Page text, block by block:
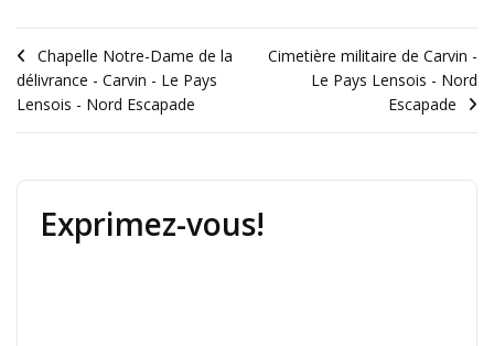
Chapelle Notre-Dame de la
délivrance - Carvin - Le Pays
Lensois - Nord Escapade
Cimetière militaire de Carvin -
Le Pays Lensois - Nord
Escapade
Exprimez-vous!